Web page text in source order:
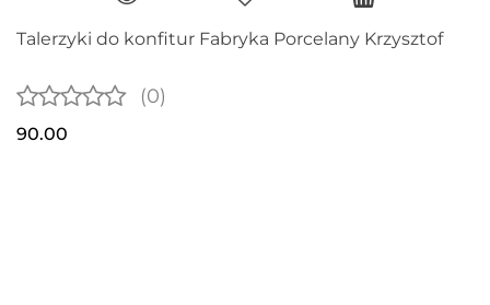
Talerzyki do konfitur Fabryka Porcelany Krzysztof
(0)
90.00